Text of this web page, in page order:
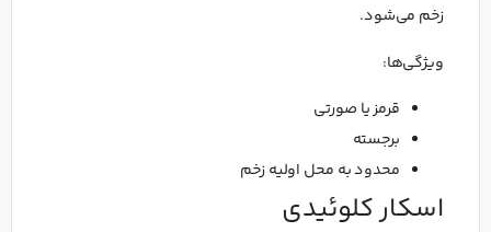
زخم می‌شود.
ویژگی‌ها:
قرمز یا صورتی
برجسته
محدود به محل اولیه زخم
اسکار کلوئیدی